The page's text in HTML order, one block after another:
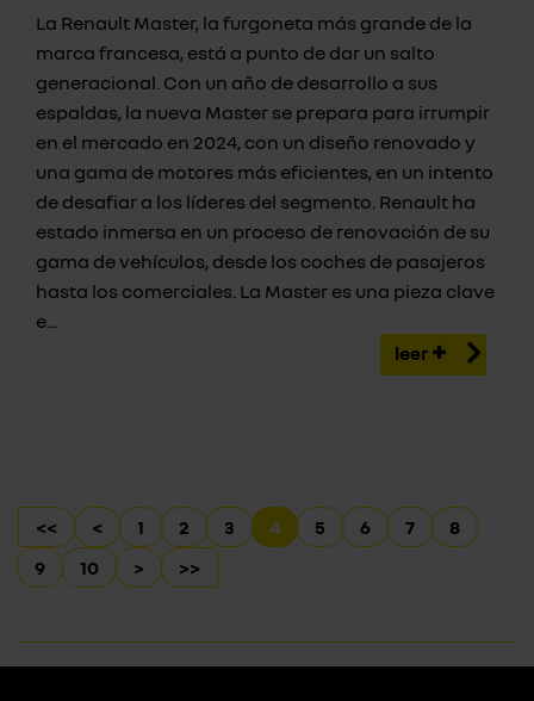
La Renault Master, la furgoneta más grande de la
marca francesa, está a punto de dar un salto
generacional. Con un año de desarrollo a sus
espaldas, la nueva Master se prepara para irrumpir
en el mercado en 2024, con un diseño renovado y
una gama de motores más eficientes, en un intento
de desafiar a los líderes del segmento. Renault ha
estado inmersa en un proceso de renovación de su
gama de vehículos, desde los coches de pasajeros
hasta los comerciales. La Master es una pieza clave
e...
leer
<< < 1 2 3 4 5 6 7
8
9
10 > >>